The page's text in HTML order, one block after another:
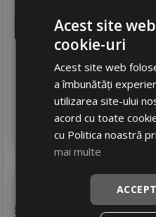
391RON
503 RON
Sunny
205/55
Acest site
cookie-uri
Acest site web
a îmbunătăți
utilizarea site-ului
acord cu toate
cu Politica noastră
mai multe